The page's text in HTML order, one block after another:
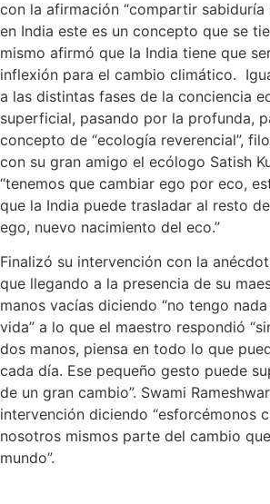
con la afirmación “compartir sabiduría
en India este es un concepto que se
mismo afirmó que la India tiene que
inflexión para el cambio climático.
a las distintas fases de la conciencia
superficial, pasando por la profunda,
concepto de “ecología reverencial”,
con su gran amigo el ecólogo Satish
“tenemos que cambiar ego por eco,
que la India puede trasladar al resto
ego, nuevo nacimiento del eco.”
Finalizó su intervención con la
que llegando a la presencia de su
manos vacías diciendo “no tengo
vida” a lo que el maestro respondió
dos manos, piensa en todo lo que
cada día. Ese pequeño gesto puede
de un gran cambio”. Swami
intervención diciendo “esforcémonos
nosotros mismos parte del cambio
mundo”.